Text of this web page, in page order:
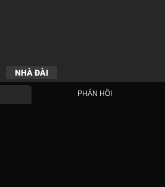
NHÀ ĐÀI
PHẢN HỒI